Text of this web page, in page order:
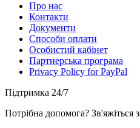
Про нас
Контакти
Документи
Способи оплати
Особистий кабінет
Партнерська програма
Privacy Policy for PayPal
Підтримка 24/7
Потрібна допомога? Зв'яжіться